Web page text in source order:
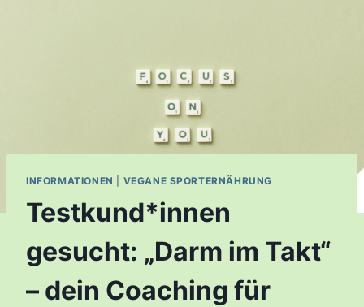
INFORMATIONEN VEGANE SPORTERNÄHRUNG
Testkund*innen
gesucht: „Darm im Takt“
– dein Coaching für